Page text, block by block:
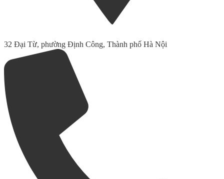
32 Đại Từ, phường Định Công, Thành phố Hà Nội